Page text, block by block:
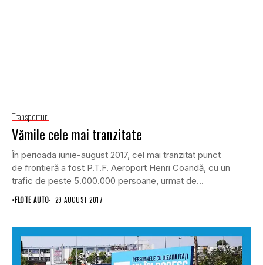
Transporturi
Vămile cele mai tranzitate
În perioada iunie-august 2017, cel mai tranzitat punct
de frontieră a fost P.T.F. Aeroport Henri Coandă, cu un
trafic de peste 5.000.000 persoane, urmat de...
•FLOTE AUTO 29 AUGUST 2017